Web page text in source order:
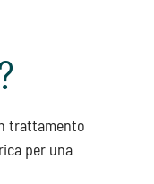
trattamento
per una